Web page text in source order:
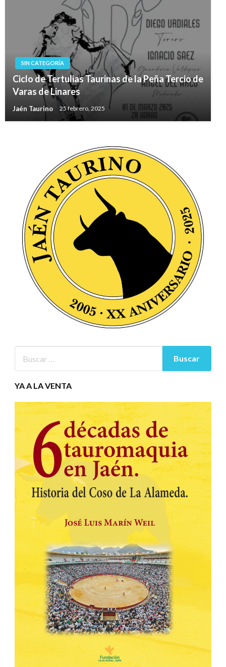
SIN CATEGORÍA
Ciclo de Tertulias Taurinas de la Peña Tercio de
Varas de Linares
Jaén Taurino 25 febrero, 2025
YA A LA VENTA